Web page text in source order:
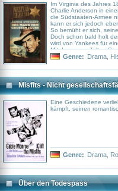
Im Virginia des Jahres
Charlie Anderson in
die Südstaaten-Armee
kann er sich jedoch
So bemüht er sich,
Doch schon bald holt
wird von Yankees für
Mit der verzweifelten
Anderson ein
Genre: Drama
Misfits - Nicht
Eine Geschiedene
kämpft, seinen
Genre: Drama
Über den Todespass